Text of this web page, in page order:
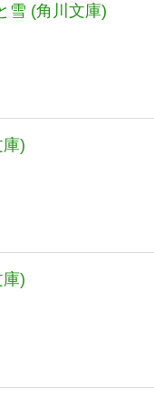
雪 (角川文庫)
)
)